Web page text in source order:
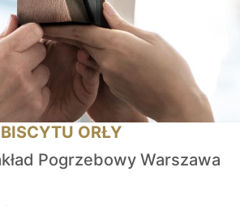
ORŁY
Pogrzebowy Warszawa